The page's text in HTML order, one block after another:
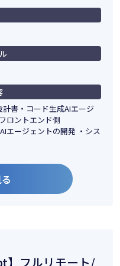
書・コード生成AIエージ
ロントエンド側
エージェントの開発 ・シス
】フルリモート/